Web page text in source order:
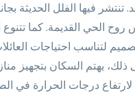
فيها الفلل الحديثة
روح الحي القديمة. كما
لتناسب احتياجات
ذلك، يهتم السكان بتجهيز
درجات الحرارة في